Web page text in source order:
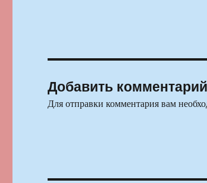
Добавить комментарий
Для отправки комментария вам